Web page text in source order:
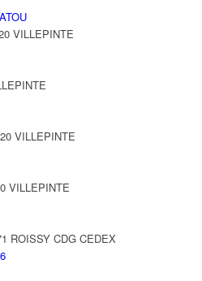
VILLEPINTE
VILLEPINTE
VILLEPINTE
ROISSY CDG CEDEX